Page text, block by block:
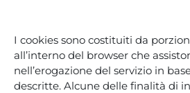
I cookies sono costituiti da
all’interno del browser che
nell’erogazione del servizio in
descritte. Alcune delle finalità di